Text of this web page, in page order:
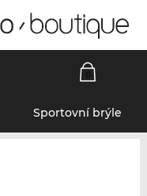
Sportovní brýle